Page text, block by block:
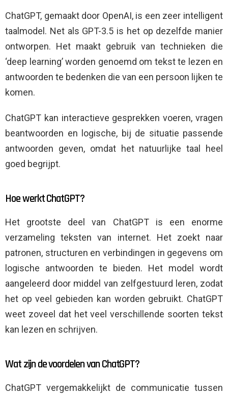
ChatGPT, gemaakt door OpenAI, is een zeer intelligent
taalmodel. Net als GPT-3.5 is het op dezelfde manier
ontworpen. Het maakt gebruik van technieken die
‘deep learning’ worden genoemd om tekst te lezen en
antwoorden te bedenken die van een persoon lijken te
komen.
ChatGPT kan interactieve gesprekken voeren, vragen
beantwoorden en logische, bij de situatie passende
antwoorden geven, omdat het natuurlijke taal heel
goed begrijpt.
Hoe werkt ChatGPT?
Het grootste deel van ChatGPT is een enorme
verzameling teksten van internet. Het zoekt naar
patronen, structuren en verbindingen in gegevens om
logische antwoorden te bieden. Het model wordt
aangeleerd door middel van zelfgestuurd leren, zodat
het op veel gebieden kan worden gebruikt. ChatGPT
weet zoveel dat het veel verschillende soorten tekst
kan lezen en schrijven.
Wat zijn de voordelen van ChatGPT?
ChatGPT vergemakkelijkt de communicatie tussen